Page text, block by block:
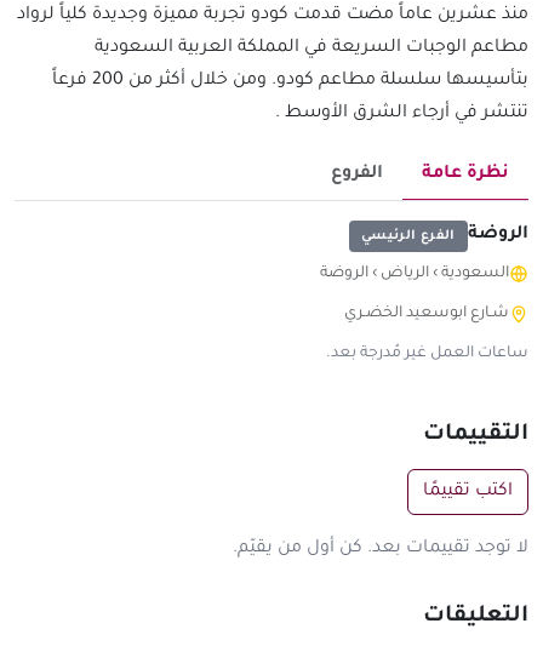
منذ عشرين عاماً مضت قدمت كودو تجربة مميزة وجديدة كلياً لرواد
مطاعم الوجبات السريعة في المملكة العربية السعودية
بتأسيسها سلسلة مطاعم كودو. ومن خلال أكثر من 200 فرعاً
تنتشر في أرجاء الشرق الأوسط .
نظرة عامة الفروع
الروضة الفرع الرئيسي
السعودية › الرياض › الروضة
شـارع ابوسعيد الخضـري
ساعات العمل غير مُدرجة بعد.
التقييمات
اكتب تقييمًا
لا توجد تقييمات بعد. كن أول من يقيّم.
التعليقات